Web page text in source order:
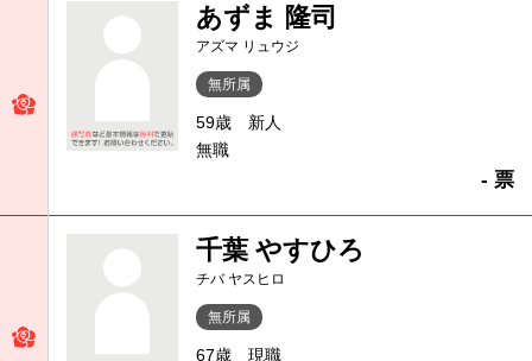
あずま 隆司
アズマ リュウジ
無所属
59歳
新人
無職
- 票
千葉 やすひろ
チバ ヤスヒロ
無所属
67歳 現職